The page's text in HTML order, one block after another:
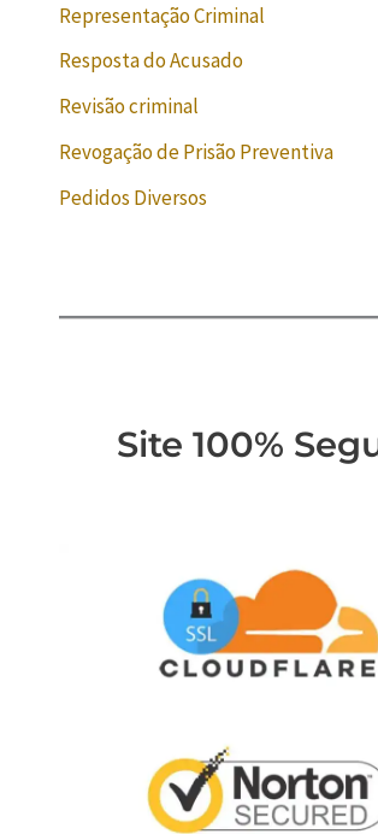
Representação Criminal
Resposta do Acusado
Revisão criminal
Revogação de Prisão Preventiva
Pedidos Diversos
Site 100%